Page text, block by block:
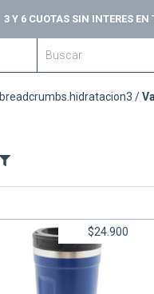
3 Y 6 CUOTAS SIN INTERES
breadcrumbs.hidratacion3 /
$24.900